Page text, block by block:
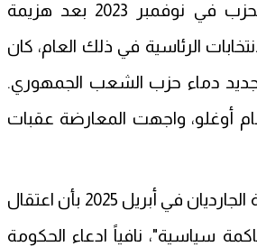
منذ انتخابه زعيماً للحزب في نوفمبر 2023 بعد هزيمة
الرئاسية في ذلك العام، كان
دماء حزب الشعب الجمهوري.
أوغلو، واجهت المعارضة عقبات
وصرح أوزيل لصحيفة الجارديان في أبريل 2025 بأن اعتقال
سياسية"، نافياً ادعاء الحكومة